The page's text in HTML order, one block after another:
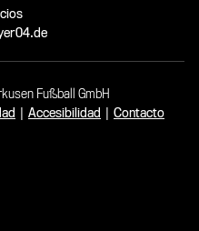
Fußball GmbH
Accesibilidad Contacto